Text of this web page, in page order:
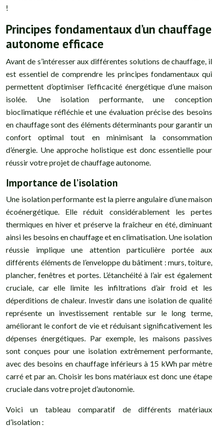
!
Principes fondamentaux d’un chauffage
autonome efficace
Avant de s’intéresser aux différentes solutions de chauffage, il
est essentiel de comprendre les principes fondamentaux qui
permettent d’optimiser l’efficacité énergétique d’une maison
isolée. Une isolation performante, une conception
bioclimatique réfléchie et une évaluation précise des besoins
en chauffage sont des éléments déterminants pour garantir un
confort optimal tout en minimisant la consommation
d’énergie. Une approche holistique est donc essentielle pour
réussir votre projet de chauffage autonome.
Importance de l’isolation
Une isolation performante est la pierre angulaire d’une maison
écoénergétique. Elle réduit considérablement les pertes
thermiques en hiver et préserve la fraîcheur en été, diminuant
ainsi les besoins en chauffage et en climatisation. Une isolation
réussie implique une attention particulière portée aux
différents éléments de l’enveloppe du bâtiment : murs, toiture,
plancher, fenêtres et portes. L’étanchéité à l’air est également
cruciale, car elle limite les infiltrations d’air froid et les
déperditions de chaleur. Investir dans une isolation de qualité
représente un investissement rentable sur le long terme,
améliorant le confort de vie et réduisant significativement les
dépenses énergétiques. Par exemple, les maisons passives
sont conçues pour une isolation extrêmement performante,
avec des besoins en chauffage inférieurs à 15 kWh par mètre
carré et par an. Choisir les bons matériaux est donc une étape
cruciale dans votre projet d’autonomie.
Voici un tableau comparatif de différents matériaux
d’isolation :